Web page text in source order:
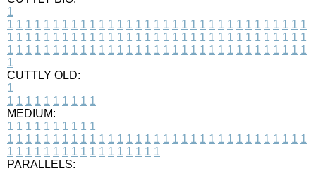
1
1 1 1 1 1 1 1 1 1 1 1 1 1 1 1 1 1 1 1 1 1 1 1 1 1 1 1 1 1 1 1 1 1
1 1 1 1 1 1 1 1 1 1 1 1 1 1 1 1 1 1 1 1 1 1 1 1 1 1 1 1 1 1 1 1 1
1 1 1 1 1 1 1 1 1 1 1 1 1 1 1 1 1 1 1 1 1 1 1 1 1 1 1 1 1 1 1 1 1
1
CUTTLY OLD:
1
1 1 1 1 1 1 1 1 1 1
MEDIUM:
1 1 1 1 1 1 1 1 1 1
1 1 1 1 1 1 1 1 1 1 1 1 1 1 1 1 1 1 1 1 1 1 1 1 1 1 1 1 1 1 1 1 1
1 1 1 1 1 1 1 1 1 1 1 1 1 1 1 1 1
PARALLELS: